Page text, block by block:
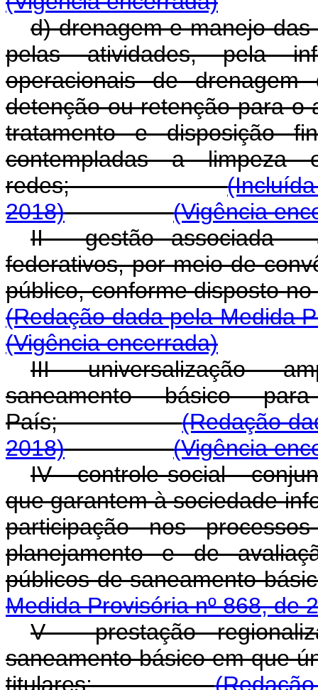
d) drenagem e manejo
pelas atividades, pela
operacionais de
detenção ou retenção para o
tratamento e disposição
contempladas a limpeza
redes;
2018)
(Vigência
II - gestão associada -
federativos, por meio de
público, conforme
(Redação dada pela Medida
(Vigência encerrada)
III - universalização -
saneamento básico
País;(Redação
2018)
(Vigência
IV - controle social -
que garantem à sociedade
participação nos
planejamento e de
públicos de
Medida Provisória nº 868, de
V - prestação
saneamento básico em que
titulares;